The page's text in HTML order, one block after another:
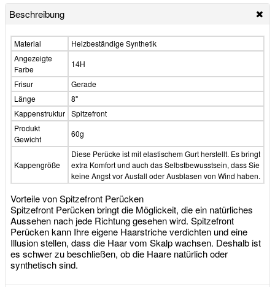
Beschreibung
Material
Heizbeständige Synthetik
Angezeigte
Farbe
14H
Frisur
Gerade
Länge
8"
Kappenstruktur Spitzefront
Produkt
Gewicht
60g
Kappengröße
Diese Perücke ist mit elastischem Gurt herstellt. Es bringt
extra Komfort und auch das Selbstbewusstsein, dass Sie
keine Angst vor Ausfall oder Ausblasen von Wind haben.
Vorteile von Spitzefront Perücken
Spitzefront Perücken bringt die Möglickeit, die ein natürliches
Aussehen nach jede Richtung gesehen wird. Spitzefront
Perücken kann Ihre eigene Haarstriche verdichten und eine
Illusion stellen, dass die Haar vom Skalp wachsen. Deshalb ist
es schwer zu beschließen, ob die Haare natürlich oder
synthetisch sind.